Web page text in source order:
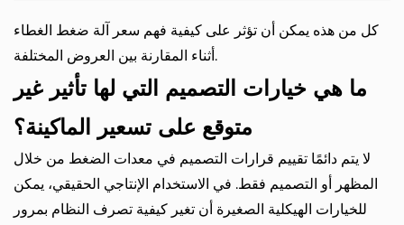
كل من هذه يمكن أن تؤثر على كيفية فهم سعر آلة ضغط الغطاء
أثناء المقارنة بين العروض المختلفة.
ما هي خيارات التصميم التي لها تأثير غير
متوقع على تسعير الماكينة؟
لا يتم دائمًا تقييم قرارات التصميم في معدات الضغط من خلال
المظهر أو التصميم فقط. في الاستخدام الإنتاجي الحقيقي، يمكن
للخيارات الهيكلية الصغيرة أن تغير كيفية تصرف النظام بمرور